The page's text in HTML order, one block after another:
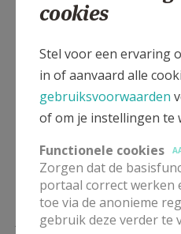
Deel dit artikel
Lees meer
cookies
Stel voor een ervaring
in of aanvaard alle
gebruiksvoorwaarden
of om je instellingen te
Functionele cookies
Zorgen dat de
portaal correct werken
toe via de anonieme
gebruik deze verder te